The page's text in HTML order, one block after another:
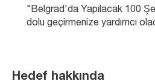
"Belgrad'da Yapılacak 100
dolu geçirmenize yardımcı
Hedef hakkında